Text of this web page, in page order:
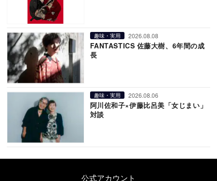
趣味・実用 2026.08.08
FANTASTICS 佐藤大樹、6年間の成
長
趣味・実用 2026.08.06
阿川佐和子×伊藤比呂美「女じまい」
対談
公式アカウント